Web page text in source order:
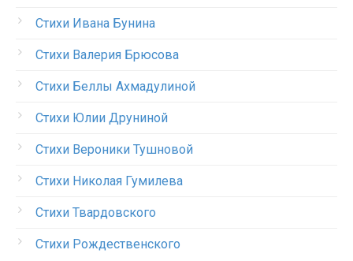
Стихи Ивана Бунина
Стихи Валерия Брюсова
Стихи Беллы Ахмадулиной
Стихи Юлии Друниной
Стихи Вероники Тушновой
Стихи Николая Гумилева
Стихи Твардовского
Стихи Рождественского